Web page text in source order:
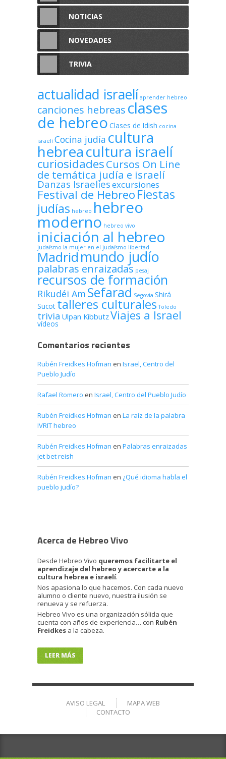
NOTICIAS
NOVEDADES
TRIVIA
actualidad israelí aprender hebreo
canciones hebreas clases
de hebreo Clases de Idish cocina
israelí Cocina judía cultura
hebreacultura israelí
curiosidadesCursos On Line
de temática judía e israelí
Danzas Israelíesexcursiones
Festival de HebreoFiestas
judías hebreo hebreo
moderno hebreo vivo
iniciación al hebreo
judaísmo la mujer en el judaísmo libertad
Madrid mundo judío
palabras enraizadas pesaj
recursos de formación
Rikudéi Am Sefarad Segovia Shirá
Sucot talleres culturales Toledo
trivia Ulpan KibbutzViajes a Israel
vídeos
Comentarios recientes
Rubén Freidkes Hofman en Israel, Centro del
Pueblo Judío
Rafael Romero en Israel, Centro del Pueblo Judío
Rubén Freidkes Hofman en La raíz de la palabra
IVRIT hebreo
Rubén Freidkes Hofman en Palabras enraizadas
jet bet reish
Rubén Freidkes Hofman en ¿Qué idioma habla el
pueblo judío?
Acerca de Hebreo Vivo
Desde Hebreo Vivo queremos facilitarte el
aprendizaje del hebreo y acercarte a la
cultura hebrea e israelí.
Nos apasiona lo que hacemos. Con cada nuevo
alumno o cliente nuevo, nuestra ilusión se
renueva y se refuerza.
Hebreo Vivo es una organización sólida que
cuenta con años de experiencia… con Rubén
Freidkes a la cabeza.
LEER MÁS
AVISO LEGAL
MAPA WEB
CONTACTO